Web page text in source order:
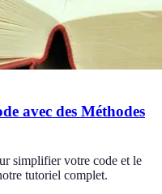
avec des Méthodes
simplifier votre code et le
tutoriel complet.